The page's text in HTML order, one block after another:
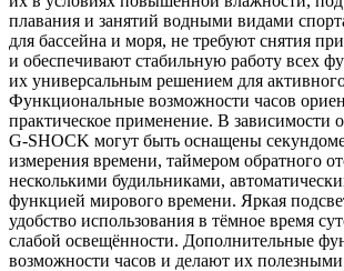
плавания и занятий водными видами
для бассейна и моря, не требуют снятия
и обеспечивают стабильную работу всех
их универсальным решением для
Функциональные возможности часов
практическое применение. В зависимости
G-SHOCK могут быть оснащены
измерения времени, таймером обратного
несколькими будильниками,
функцией мирового времени. Яркая
удобство использования в тёмное время
слабой освещённости. Дополнительные
возможности часов и делают их полезными